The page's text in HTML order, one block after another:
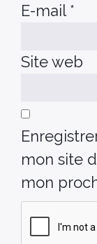
E-mail *
Site web
mon site
mon